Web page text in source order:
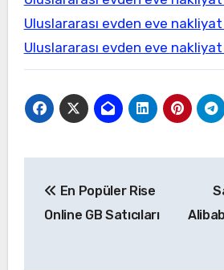
Uluslararası evden eve
Uluslararası evden eve
gezinmesi
En Popüler Rise
Online GB Satıcıları